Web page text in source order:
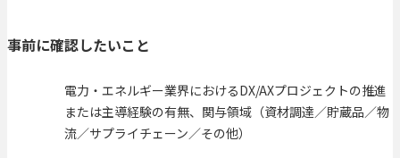
事前に確認したいこと
電力・エネルギー業界におけるDX/AXプロジェクトの推進
または主導経験の有無、関与領域（資材調達／貯蔵品／物
流／サプライチェーン／その他）